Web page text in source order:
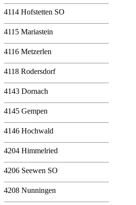
4114 Hofstetten SO
4115 Mariastein
4116 Metzerlen
4118 Rodersdorf
4143 Dornach
4145 Gempen
4146 Hochwald
4204 Himmelried
4206 Seewen SO
4208 Nunningen